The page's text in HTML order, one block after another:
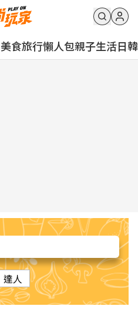
美食旅行懶人包親子生活日韓
達人